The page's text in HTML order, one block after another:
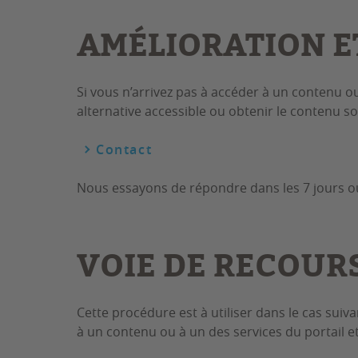
AMÉLIORATION
Si vous n’arrivez pas à accéder à un
alternative accessible ou obtenir le contenu
Contact
Nous essayons de répondre dans les 7 jours
VOIE DE
Cette procédure est à utiliser dans le cas
à un contenu ou à un des services du portail